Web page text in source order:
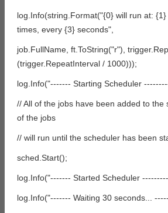
log.Info(string.Format("{0} will run at:
times, every {3} seconds",
job.FullName, ft.ToString("r"),
(trigger.RepeatInterval / 1000)));
log.Info("------- Starting Scheduler
// All of the jobs have been added to the
of the jobs
// will run until the scheduler has been
sched.Start();
log.Info("------- Started Scheduler
log.Info("------- Waiting 30 seconds...